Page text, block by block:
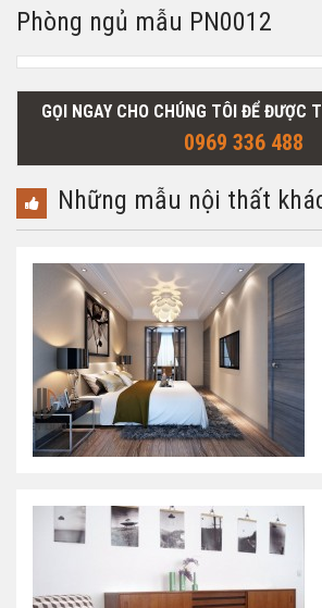
Phòng ngủ mẫu PN0012
GỌI NGAY CHO CHÚNG TÔI ĐỂ ĐƯỢC
0969 336 488
Những mẫu nội thất